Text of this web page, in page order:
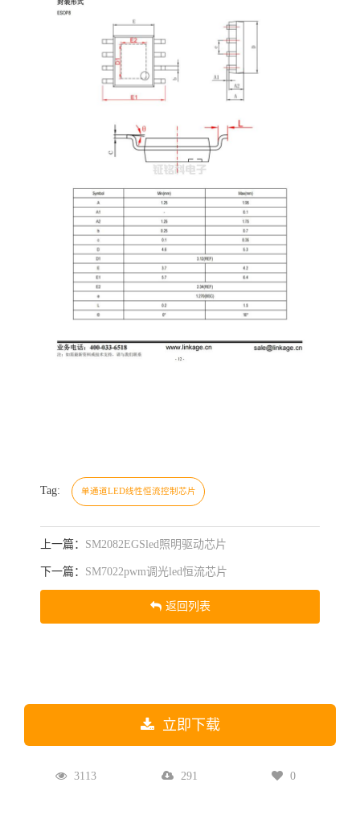
Tag: 单通道LED线性恒流控制芯片
上一篇： SM2082EGSled照明驱动芯片
下一篇： SM7022pwm调光led恒流芯片
返回列表
立即下载
3113 291 0